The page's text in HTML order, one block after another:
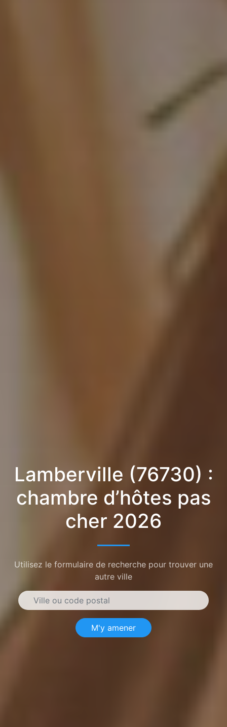
Lamberville (76730) :
chambre d’hôtes pas
cher 2026
Utilisez le formulaire de recherche pour trouver une
autre ville
M'y amener